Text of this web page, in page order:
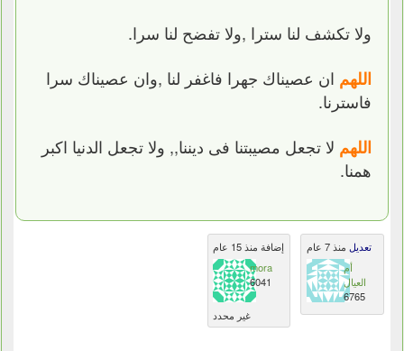
ولا تكشف لنا سترا ,ولا تفضح لنا سرا.
اللهم ان عصيناك جهرا فاغفر لنا ,وان عصيناك سرا
فاسترنا.
اللهم لا تجعل مصيبتنا فى ديننا,, ولا تجعل الدنيا اكبر
همنا.
إضافة منذ 15 عام
mora
6041
غير محدد
تعديل منذ 7 عام
أم
العيال
6765